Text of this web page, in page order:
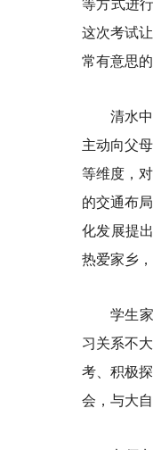
这次考试
常有意思
清水
主动向父
等维度，
的交通布
化发展提
热爱家乡
学生
习关系不
考、积极
会，与大